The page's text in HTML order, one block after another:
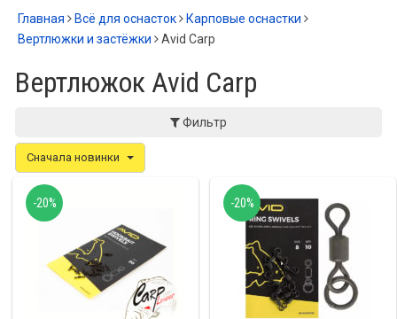
Главная Всё для оснасток
Карповые оснастки
Вертлюжки и застёжки
Avid Carp
Вертлюжок Avid Carp
Фильтр
Сначала новинки
-20% -20%